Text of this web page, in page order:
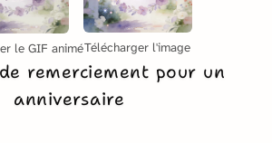
le GIF animéTélécharger l'image
remerciement pour un
anniversaire